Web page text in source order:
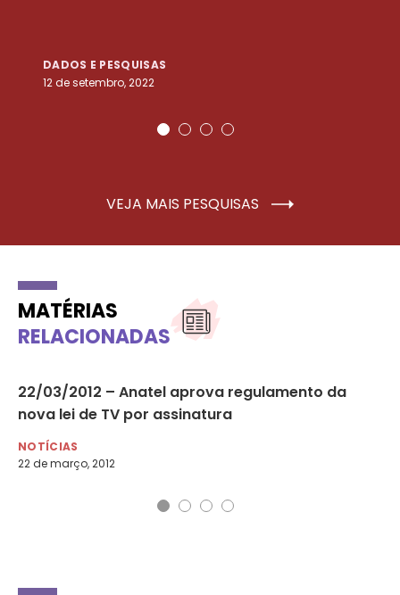
DADOS E PESQUISAS
12 de setembro, 2022
VEJA MAIS PESQUISAS
MATÉRIAS
RELACIONADAS
22/03/2012 – Anatel aprova regulamento da
nova lei de TV por assinatura
NOTÍCIAS
22 de março, 2012